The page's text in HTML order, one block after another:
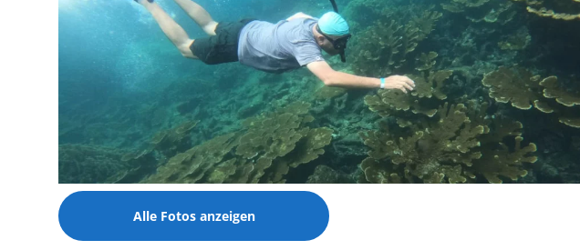
Alle Fotos anzeigen